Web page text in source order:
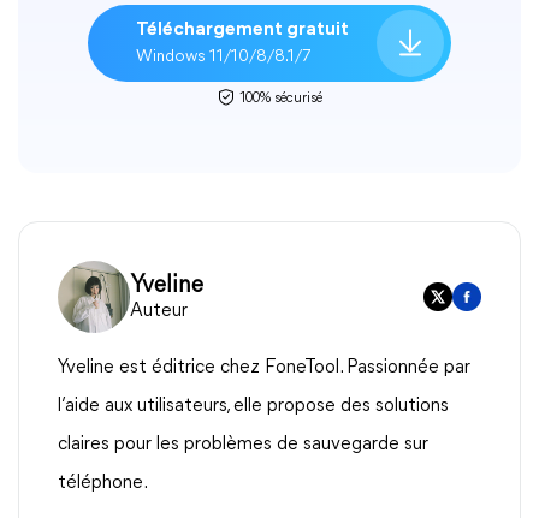
Téléchargement gratuit
Windows 11/10/8/8.1/7
100% sécurisé
Yveline
Auteur
Yveline est éditrice chez FoneTool. Passionnée par
l’aide aux utilisateurs, elle propose des solutions
claires pour les problèmes de sauvegarde sur
téléphone.